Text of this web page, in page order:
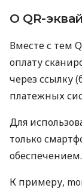
О QR-
Вместе с тем
оплату
через ссылку
платежных
Для
только
обеспечением.
К примеру,